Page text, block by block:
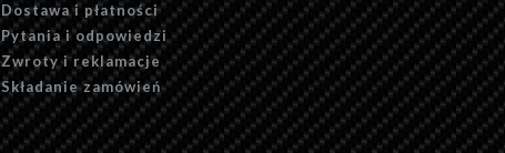
Dostawa i płatności
Pytania i odpowiedzi
Zwroty i reklamacje
Składanie zamówień